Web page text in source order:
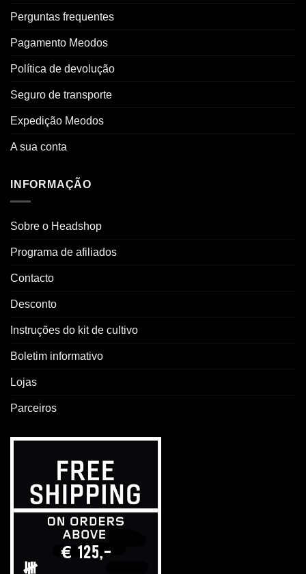
Perguntas frequentes
Pagamento Meodos
Política de devolução
Seguro de transporte
Expedição Meodos
A sua conta
INFORMAÇÃO
Sobre o Headshop
Programa de afiliados
Contacto
Desconto
Instruções do kit de cultivo
Boletim informativo
Lojas
Parceiros